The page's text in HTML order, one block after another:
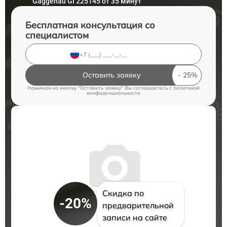
Бесплатная консультация со
специалистом
Оставить заявку
Нажимая на кнопку "Оставить заявку" Вы соглашаетесь cполитикой
конфиденциальности
-20%
Скидка по
предварительной
записи на сайте